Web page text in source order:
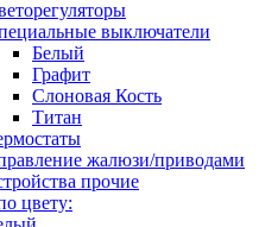
выключатели
Белый
Графит
Слоновая Кость
Титан
жалюзи/приводами
прочие
цвету: